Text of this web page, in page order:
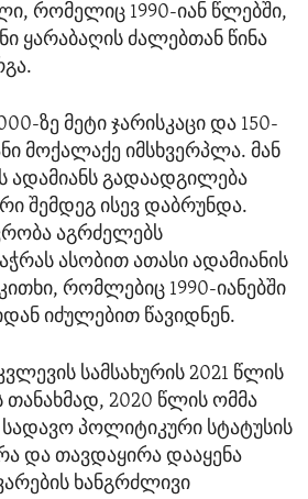
რომელიც 1990-იან წლებში,
ყარაბაღის ძალებთან წინა
ზე მეტი ჯარისკაცი და 150-
მოქალაქე იმსხვერპლა. მან
ადამიანს გადაადგილება
შემდეგ ისევ დაბრუნდა.
აგრძელებს
ასობით ათასი ადამიანის
რომლებიც 1990-იანებში
იძულებით წავიდნენ.
სამსახურის 2021 წლის
თანახმად, 2020 წლის ომმა
სადავო პოლიტიკური სტატუსის
და თავდაყირა დააყენა
ხანგრძლივი